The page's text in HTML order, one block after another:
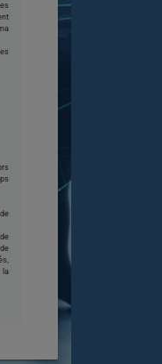
la